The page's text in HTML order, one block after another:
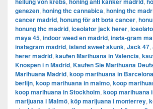
genezen, honing thc cannabica, honing thc
cancer madrid, honung för att bota cancer,
honung thc madrid, iceolator jack herer,
maya 45, indoor weed en madrid, insta-gram
instagram madrid, island sweet skunk, Jack 47,
herer madrid, kaufen Marihuana in Valencia,
Knospen i n Madrid, Kaufen Sie Marihuana
Marihuana Madrid, koop marihuana in Barcelona
berlijn, koop marihuana in malmo, koop
koop marihuana in Stockholm, ​​koop marihuana
marijuana i Malmö, köp marijuana i monterrey,